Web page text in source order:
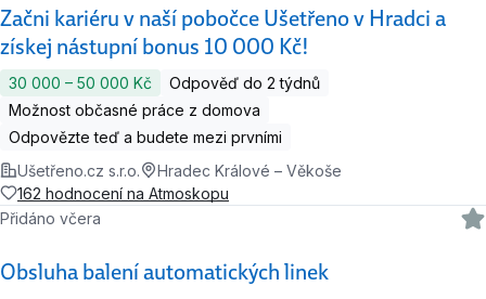
Začni kariéru v naší pobočce Ušetřeno v Hradci a
získej nástupní bonus 10 000 Kč!
30 000 ‍–‍ 50 000 Kč
Odpověď do 2 týdnů
Možnost občasné práce z domova
Odpovězte teď a budete mezi prvními
Ušetřeno.cz s.r.o.
Hradec Králové – Věkoše
162 hodnocení na Atmoskopu
Obsluha balení automatických linek
Přidáno včera